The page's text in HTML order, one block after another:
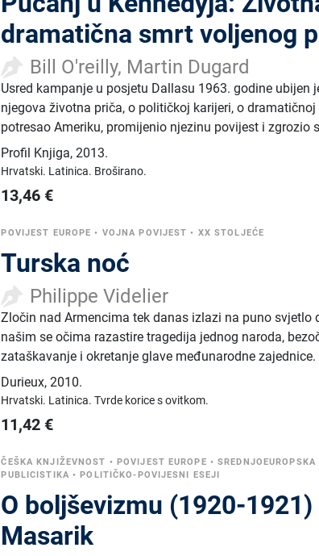
dramatična smrt voljenog
Bill O'reilly, Martin Dugard
Usred kampanje u posjetu Dallasu 1963. godine ubijen
njegova životna priča, o političkoj karijeri, o
potresao Ameriku, promijenio njezinu povijest i zgrozio
Profil Knjiga,2013.
Hrvatski. Latinica. Broširano.
13,46 €
POVIJEST EUROPE • VOJNA POVIJEST • XX STOLJEĆE
Turska noć
Philippe Videlier
Zločin nad Armencima tek danas izlazi na puno svjetlo
našim se očima razastire tragedija jednog naroda,
zataškavanje i okretanje glave međunarodne zajednice.
Durieux,2010.
Hrvatski. Latinica.Tvrde korice s ovitkom.
11,42 €
ČEŠKA KNJIŽEVNOST • POVIJEST EUROPE •
PUBLICISTIKA •POLITIČKO-POVIJESNI ESEJI
O boljševizmu (1920-
Masarik